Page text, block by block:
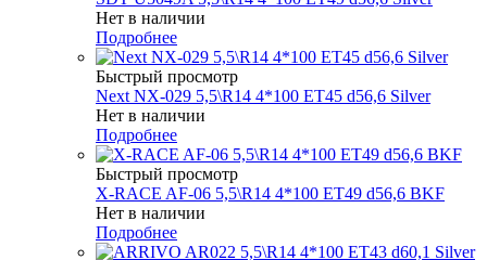
Нет в наличии
Подробнее
Быстрый просмотр
Next NX-029 5,5\R14 4*100 ET45 d56,6 Silver
Нет в наличии
Подробнее
Быстрый просмотр
X-RACE AF-06 5,5\R14 4*100 ET49 d56,6 BKF
Нет в наличии
Подробнее